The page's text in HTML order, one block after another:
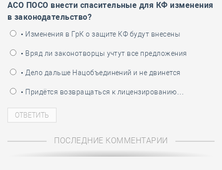
АСО ПОСО внести спасительные для КФ изменения
в законодательство?
• Изменения в ГрК о защите КФ будут внесены
• Вряд ли законотворцы учтут все предложения
• Дело дальше Нацобъединений и не двинется
• Придётся возвращаться к лицензированию…
ПОСЛЕДНИЕ КОММЕНТАРИИ